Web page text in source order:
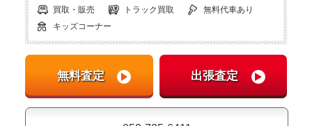
買取・販売 トラック買取
無料代車あり
キッズコーナー